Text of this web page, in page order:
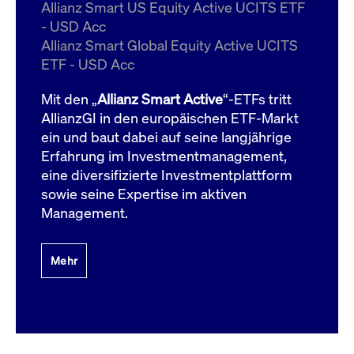
Allianz Smart US Equity Active UCITS ETF
- USD Acc
Allianz Smart Global Equity Active UCITS
ETF - USD Acc
Mit den „Allianz Smart Active“-ETFs tritt
AllianzGI in den europäischen ETF-Markt
ein und baut dabei auf seine langjährige
Erfahrung im Investmentmanagement,
eine diversifizierte Investmentplattform
sowie seine Expertise im aktiven
Management.
Mehr
ApplicationGatewayAffinityCORS
boerse.com
Domain
bis